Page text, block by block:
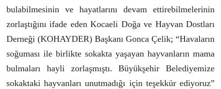
bulabilmesinin ve hayatlarını devam ettirebilmelerinin
zorlaştığını ifade eden Kocaeli Doğa ve Hayvan Dostları
Derneği (KOHAYDER) Başkanı Gonca Çelik; “Havaların
soğuması ile birlikte sokakta yaşayan hayvanların mama
bulmaları hayli zorlaşmıştı. Büyükşehir Belediyemize
sokaktaki hayvanları unutmadığı için teşekkür ediyoruz”